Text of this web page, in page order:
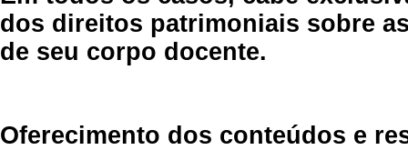
dos direitos patrimoniais sobre
de seu corpo docente.
Oferecimento dos conteúdos e